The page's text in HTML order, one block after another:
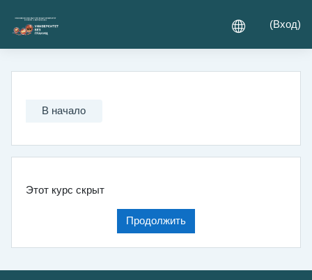
(Вход)
В начало
Этот курс скрыт
Продолжить